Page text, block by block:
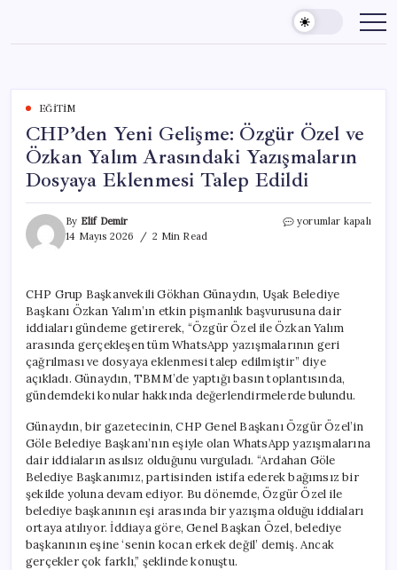
content
EĞITIM
CHP’den Yeni Gelişme: Özgür Özel ve
Özkan Yalım Arasındaki Yazışmaların
Dosyaya Eklenmesi Talep Edildi
By Elif Demir
14 Mayıs 2026
2 Min Read
CHP’den
ve
Özkan
Yalım
Arasındaki
Yazışmaların
Dosyaya
Eklenmesi
Talep
için
yorumlar kapalı
CHP Grup Başkanvekili Gökhan Günaydın, Uşak Belediye
Başkanı Özkan Yalım’ın etkin pişmanlık başvurusuna dair
iddiaları gündeme getirerek, “Özgür Özel ile Özkan Yalım
arasında gerçekleşen tüm WhatsApp yazışmalarının geri
çağrılması ve dosyaya eklenmesi talep edilmiştir” diye
açıkladı. Günaydın, TBMM’de yaptığı basın toplantısında,
gündemdeki konular hakkında değerlendirmelerde bulundu.
Günaydın, bir gazetecinin, CHP Genel Başkanı Özgür Özel’in
Göle Belediye Başkanı’nın eşiyle olan WhatsApp yazışmalarına
dair iddiaların asılsız olduğunu vurguladı. “Ardahan Göle
Belediye Başkanımız, partisinden istifa ederek bağımsız bir
şekilde yoluna devam ediyor. Bu dönemde, Özgür Özel ile
belediye başkanının eşi arasında bir yazışma olduğu iddiaları
ortaya atılıyor. İddiaya göre, Genel Başkan Özel, belediye
başkanının eşine ‘senin kocan erkek değil’ demiş. Ancak
gerçekler çok farklı,” şeklinde konuştu.